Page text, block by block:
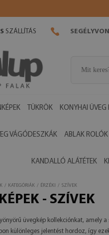
SZÁLLÍTÁS
TÜKRÖK KONYHAI ÜVEG
VÁGÓDESZKÁK ABLAK ROLÓK
KANDALLÓ ALÁTÉTEK
/ KATEGÓRIÁK / ÉRZÉKI / SZÍVEK
- SZÍVEK
üvegkép kollekciónkat, amely
különleges jelentést hordoz, így